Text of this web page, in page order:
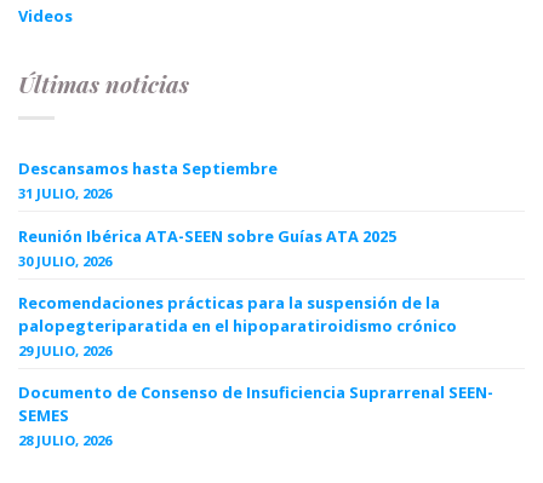
Videos
Últimas noticias
Descansamos hasta Septiembre
31 JULIO, 2026
Reunión Ibérica ATA-SEEN sobre Guías ATA 2025
30 JULIO, 2026
Recomendaciones prácticas para la suspensión de la
palopegteriparatida en el hipoparatiroidismo crónico
29 JULIO, 2026
Documento de Consenso de Insuficiencia Suprarrenal SEEN-
SEMES
28 JULIO, 2026